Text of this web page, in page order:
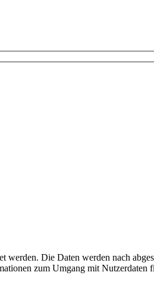
Die Daten werden nach
zum Umgang mit Nutzerdaten